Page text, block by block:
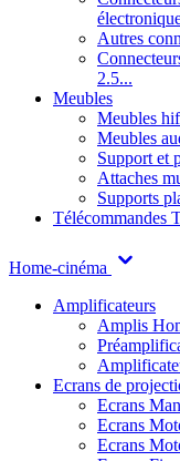
Autres
2.5...
Meubles
Meubles
Meubles
Support et
Attaches
Supports
Télécommandes
Home-cinéma
Amplificateurs
Amplis
Ecrans de
Ecrans
Ecrans
Ecrans